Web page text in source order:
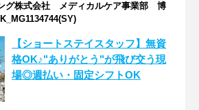
グ株式会社 メディカルケア事業部 博
【ショートステイスタッフ】無資
格OK♪"ありがとう"が飛び交う現
場◎週払い・固定シフトOK